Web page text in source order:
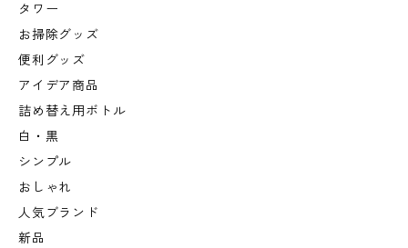
タワー
お掃除グッズ
便利グッズ
アイデア商品
詰め替え用ボトル
白・黒
シンプル
おしゃれ
人気ブランド
新品